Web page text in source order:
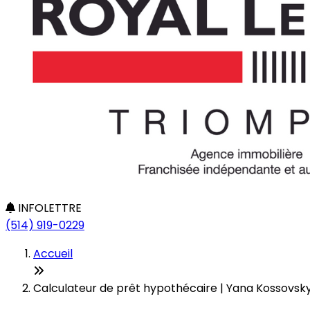
INFOLETTRE
(514) 919-0229
Accueil
Calculateur de prêt hypothécaire | Yana